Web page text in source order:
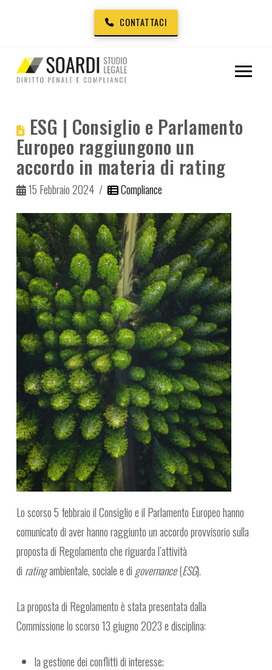
CONTATTACI
ESG | Consiglio e Parlamento
Europeo raggiungono un
accordo in materia di rating
15 Febbraio 2024 Compliance
Lo scorso 5 febbraio il Consiglio e il Parlamento Europeo hanno
comunicato di aver hanno raggiunto un accordo provvisorio sulla
proposta di Regolamento che riguarda l’attività
di ratingambientale, sociale e di governance(ESG).
La proposta di Regolamento è stata presentata dalla
Commissione lo scorso 13 giugno 2023 e disciplina:
la gestione dei conflitti di interesse;